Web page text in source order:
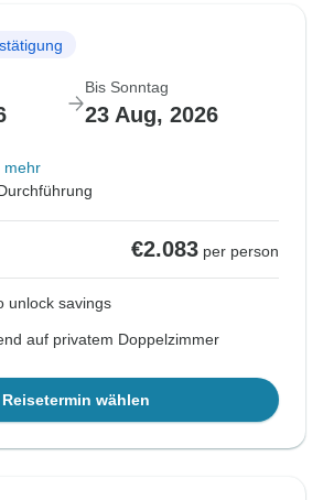
Bis Sonntag
23 Aug, 2026
mehr
€2.083 per person
unlock savings
auf privatem Doppelzimmer
Reisetermin wählen